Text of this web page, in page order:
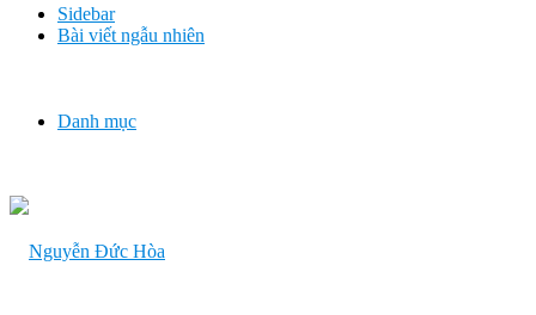
Sidebar
Bài viết ngẫu nhiên
Danh mục